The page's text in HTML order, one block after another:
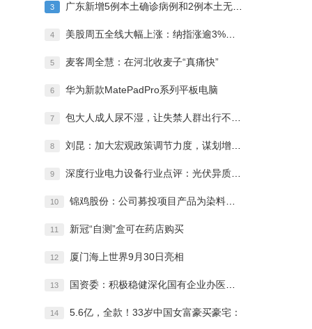
3 广东新增5例本土确诊病例和2例本土无症状
4 美股周五全线大幅上涨：纳指涨逾3%特斯拉
5 麦客周全慧：在河北收麦子“真痛快”
6 华为新款MatePadPro系列平板电脑
7 包大人成人尿不湿，让失禁人群出行不尴尬！
8 刘昆：加大宏观政策调节力度，谋划增量政策
9 深度行业电力设备行业点评：光伏异质结电池
10 锦鸡股份：公司募投项目产品为染料中间体项
11 新冠“自测”盒可在药店购买
12 厦门海上世界9月30日亮相
13 国资委：积极稳健深化国有企业办医疗机构改
14 5.6亿，全款！33岁中国女富豪买豪宅：